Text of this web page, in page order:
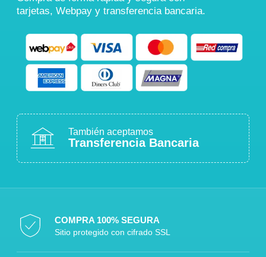
tarjetas, Webpay y transferencia bancaria.
También aceptamos
Transferencia Bancaria
COMPRA 100% SEGURA
Sitio protegido con cifrado SSL